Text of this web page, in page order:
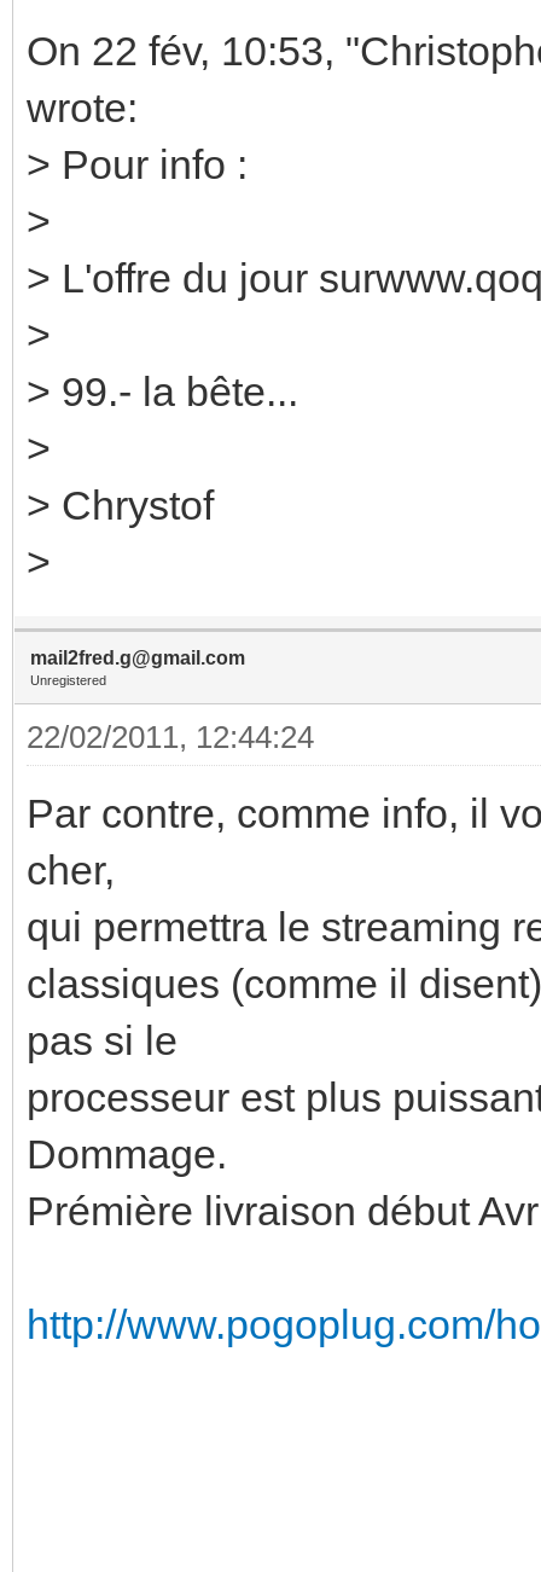
On 22 fév, 10:53,
wrote:
> Pour info :
>
> L'offre du jour
>
> 99.- la bête...
>
> Chrystof
>
mail2fred.g@gmail.com
Unregistered
22/02/2011, 12:44:24
Par contre, comme info, il
cher,
qui permettra le streaming
classiques (comme il
pas si le
processeur est plus
Dommage.
Prémière livraison début
http://www.pogoplug.com/